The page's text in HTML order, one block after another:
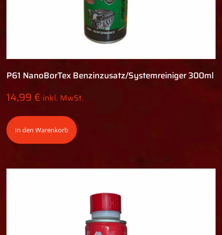
P61 NanoBorTex Benzinzusatz/Systemreiniger 300ml
14,99€ inkl. MwSt.
In den Warenkorb